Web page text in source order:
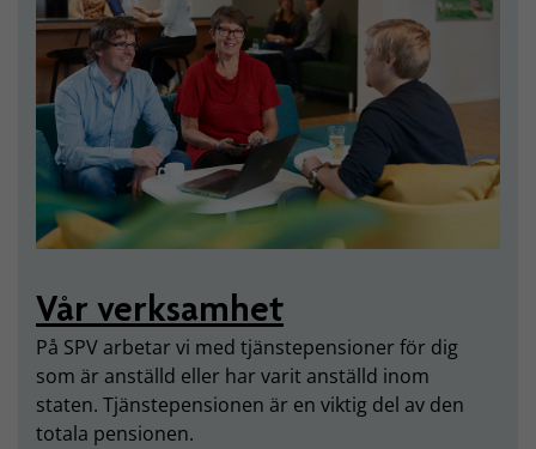
Vår verksamhet
På SPV arbetar vi med tjänstepensioner för dig
som är anställd eller har varit anställd inom
staten. Tjänstepensionen är en viktig del av den
totala pensionen.